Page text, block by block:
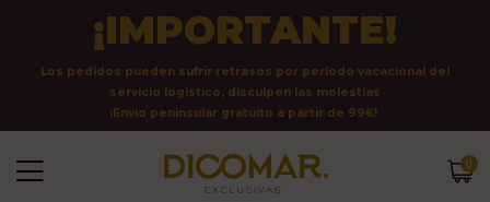
¡IMPORTANTE!
Los pedidos pueden sufrir retrasos por período vacacional del
servicio logístico, disculpen las molestias
¡Envío peninsular gratuito a partir de 99€!
0